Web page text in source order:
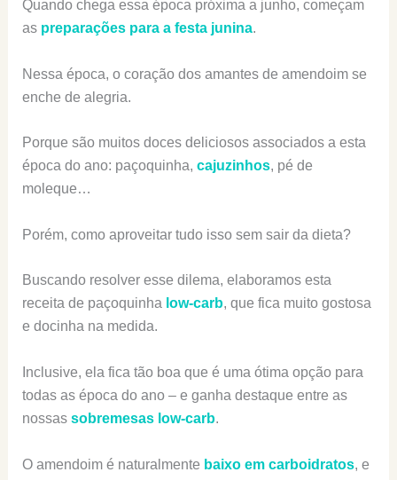
Quando chega essa época próxima a junho, começam
as preparações para a festa junina.
Nessa época, o coração dos amantes de amendoim se
enche de alegria.
Porque são muitos doces deliciosos associados a esta
época do ano: paçoquinha, cajuzinhos, pé de
moleque…
Porém, como aproveitar tudo isso sem sair da dieta?
Buscando resolver esse dilema, elaboramos esta
receita de paçoquinha low-carb, que fica muito gostosa
e docinha na medida.
Inclusive, ela fica tão boa que é uma ótima opção para
todas as época do ano – e ganha destaque entre as
nossas sobremesas low-carb.
O amendoim é naturalmente baixo em carboidratos, e